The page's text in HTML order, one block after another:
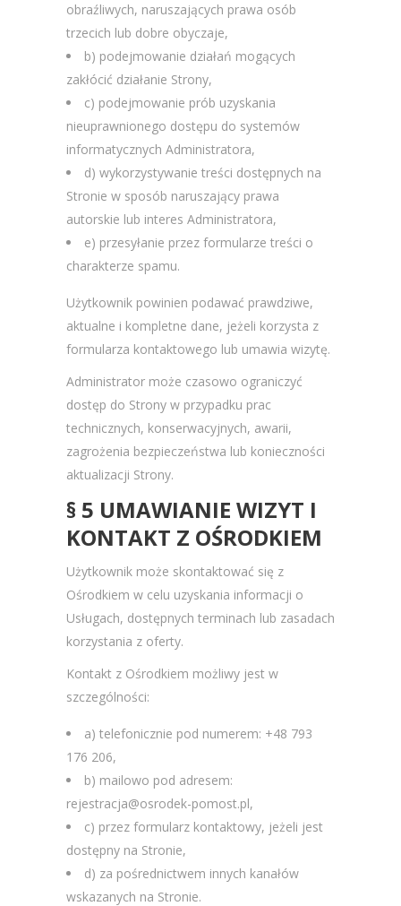
obraźliwych, naruszających prawa osób
trzecich lub dobre obyczaje,
b) podejmowanie działań mogących
zakłócić działanie Strony,
c) podejmowanie prób uzyskania
nieuprawnionego dostępu do systemów
informatycznych Administratora,
d) wykorzystywanie treści dostępnych na
Stronie w sposób naruszający prawa
autorskie lub interes Administratora,
e) przesyłanie przez formularze treści o
charakterze spamu.
Użytkownik powinien podawać prawdziwe,
aktualne i kompletne dane, jeżeli korzysta z
formularza kontaktowego lub umawia wizytę.
Administrator może czasowo ograniczyć
dostęp do Strony w przypadku prac
technicznych, konserwacyjnych, awarii,
zagrożenia bezpieczeństwa lub konieczności
aktualizacji Strony.
§ 5 UMAWIANIE WIZYT I
KONTAKT Z OŚRODKIEM
Użytkownik może skontaktować się z
Ośrodkiem w celu uzyskania informacji o
Usługach, dostępnych terminach lub zasadach
korzystania z oferty.
Kontakt z Ośrodkiem możliwy jest w
szczególności:
a) telefonicznie pod numerem: +48 793
176 206,
b) mailowo pod adresem:
rejestracja@osrodek-pomost.pl,
c) przez formularz kontaktowy, jeżeli jest
dostępny na Stronie,
d) za pośrednictwem innych kanałów
wskazanych na Stronie.